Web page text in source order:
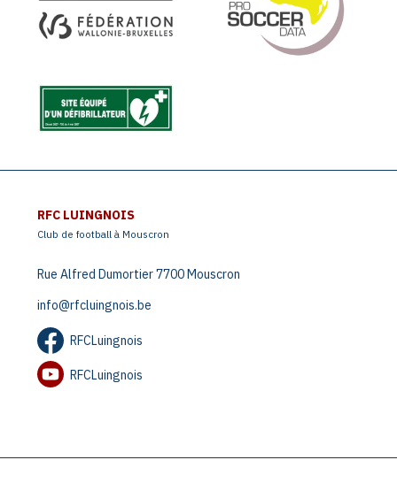
RFC LUINGNOIS
Club de football à Mouscron
Rue Alfred Dumortier 7700 Mouscron
info@rfcluingnois.be
RFCLuingnois
RFCLuingnois